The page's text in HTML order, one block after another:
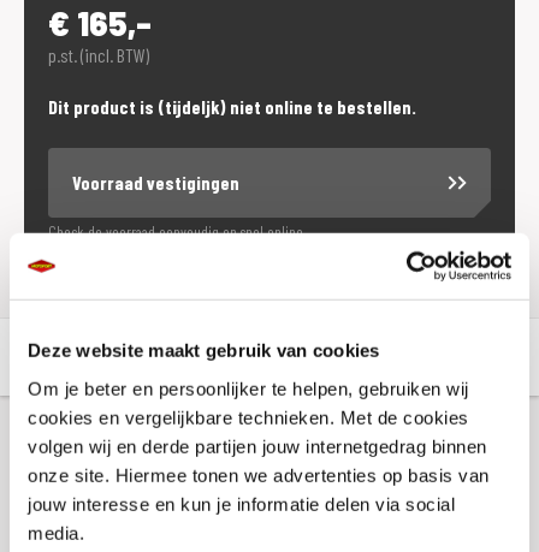
Deze website maakt gebruik van cookies
Om je beter en persoonlijker te helpen, gebruiken wij
cookies en vergelijkbare technieken. Met de cookies
volgen wij en derde partijen jouw internetgedrag binnen
onze site. Hiermee tonen we advertenties op basis van
jouw interesse en kun je informatie delen via social
media.
€ 165,-
p.st. (incl. BTW)
Dit product is (tijdeljk) niet online te bestellen.
Voorraad vestigingen
Check de voorraad eenvoudig en snel online
Aanvullende informatie Winkelvoorraad
Aanvullende informatie
Maat